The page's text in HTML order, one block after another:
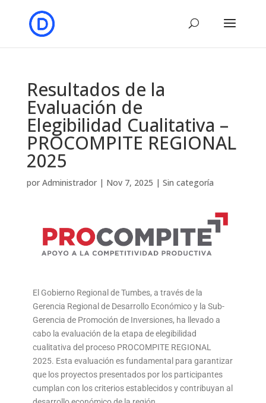
Resultados de la
Evaluación de
Elegibilidad Cualitativa –
PROCOMPITE REGIONAL
2025
por Administrador| Nov 7, 2025 | Sin categoría
El Gobierno Regional de Tumbes, a través de la
Gerencia Regional de Desarrollo Económico y la Sub-
Gerencia de Promoción de Inversiones, ha llevado a
cabo la evaluación de la etapa de elegibilidad
cualitativa del proceso PROCOMPITE REGIONAL
2025. Esta evaluación es fundamental para garantizar
que los proyectos presentados por los participantes
cumplan con los criterios establecidos y contribuyan al